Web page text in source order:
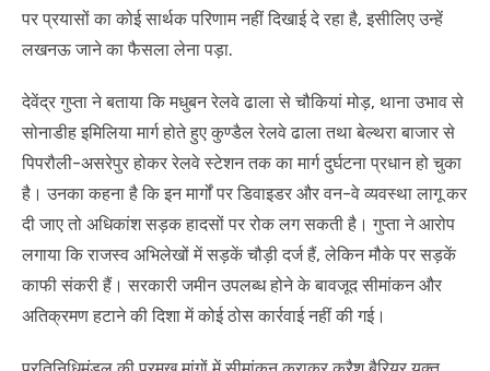
पर प्रयासों का कोई सार्थक परिणाम नहीं दिखाई दे रहा है, इसीलिए उन्हें
लखनऊ जाने का फैसला लेना पड़ा.
देवेंद्र गुप्ता ने बताया कि मधुबन रेलवे ढाला से चौकियां मोड़, थाना उभाव से
सोनाडीह इमिलिया मार्ग होते हुए कुण्डैल रेलवे ढाला तथा बेल्थरा बाजार से
पिपरौली-असरेपुर होकर रेलवे स्टेशन तक का मार्ग दुर्घटना प्रधान हो चुका
है। उनका कहना है कि इन मार्गों पर डिवाइडर और वन-वे व्यवस्था लागू कर
दी जाए तो अधिकांश सड़क हादसों पर रोक लग सकती है। गुप्ता ने आरोप
लगाया कि राजस्व अभिलेखों में सड़कें चौड़ी दर्ज हैं, लेकिन मौके पर सड़कें
काफी संकरी हैं। सरकारी जमीन उपलब्ध होने के बावजूद सीमांकन और
अतिक्रमण हटाने की दिशा में कोई ठोस कार्रवाई नहीं की गई।